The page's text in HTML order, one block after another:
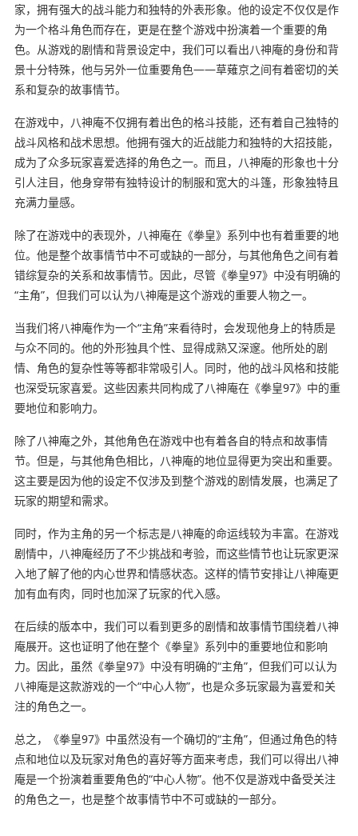
家，拥有强大的战斗能力和独特的外表形象。他的设定不仅仅是作
为一个格斗角色而存在，更是在整个游戏中扮演着一个重要的角
色。从游戏的剧情和背景设定中，我们可以看出八神庵的身份和背
景十分特殊，他与另外一位重要角色——草薙京之间有着密切的关
系和复杂的故事情节。
在游戏中，八神庵不仅拥有着出色的格斗技能，还有着自己独特的
战斗风格和战术思想。他拥有强大的近战能力和独特的大招技能，
成为了众多玩家喜爱选择的角色之一。而且，八神庵的形象也十分
引人注目，他身穿带有独特设计的制服和宽大的斗篷，形象独特且
充满力量感。
除了在游戏中的表现外，八神庵在《拳皇》系列中也有着重要的地
位。他是整个故事情节中不可或缺的一部分，与其他角色之间有着
错综复杂的关系和故事情节。因此，尽管《拳皇97》中没有明确的
“主角”，但我们可以认为八神庵是这个游戏的重要人物之一。
当我们将八神庵作为一个“主角”来看待时，会发现他身上的特质是
与众不同的。他的外形独具个性、显得成熟又深邃。他所处的剧
情、角色的复杂性等等都非常吸引人。同时，他的战斗风格和技能
也深受玩家喜爱。这些因素共同构成了八神庵在《拳皇97》中的重
要地位和影响力。
除了八神庵之外，其他角色在游戏中也有着各自的特点和故事情
节。但是，与其他角色相比，八神庵的地位显得更为突出和重要。
这主要是因为他的设定不仅涉及到整个游戏的剧情发展，也满足了
玩家的期望和需求。
同时，作为主角的另一个标志是八神庵的命运线较为丰富。在游戏
剧情中，八神庵经历了不少挑战和考验，而这些情节也让玩家更深
入地了解了他的内心世界和情感状态。这样的情节安排让八神庵更
加有血有肉，同时也加深了玩家的代入感。
在后续的版本中，我们可以看到更多的剧情和故事情节围绕着八神
庵展开。这也证明了他在整个《拳皇》系列中的重要地位和影响
力。因此，虽然《拳皇97》中没有明确的“主角”，但我们可以认为
八神庵是这款游戏的一个“中心人物”，也是众多玩家最为喜爱和关
注的角色之一。
总之，《拳皇97》中虽然没有一个确切的“主角”，但通过角色的特
点和地位以及玩家对角色的喜好等方面来考虑，我们可以得出八神
庵是一个扮演着重要角色的“中心人物”。他不仅是游戏中备受关注
的角色之一，也是整个故事情节中不可或缺的一部分。